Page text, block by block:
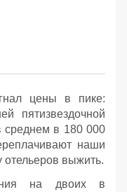
цены в пике:
пятизвездочной
среднем в 180 000
наши
отельеров выжить.
на двоих в